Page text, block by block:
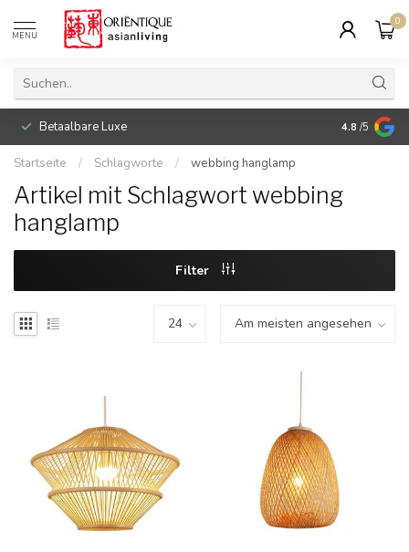
MENU
0
Betaalbare Luxe 4.8 /5
Startseite / Schlagworte / webbing hanglamp
Artikel mit Schlagwort webbing
hanglamp
Filter